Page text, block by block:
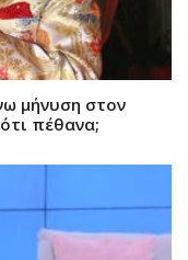
μήνυση στον
πέθανα;